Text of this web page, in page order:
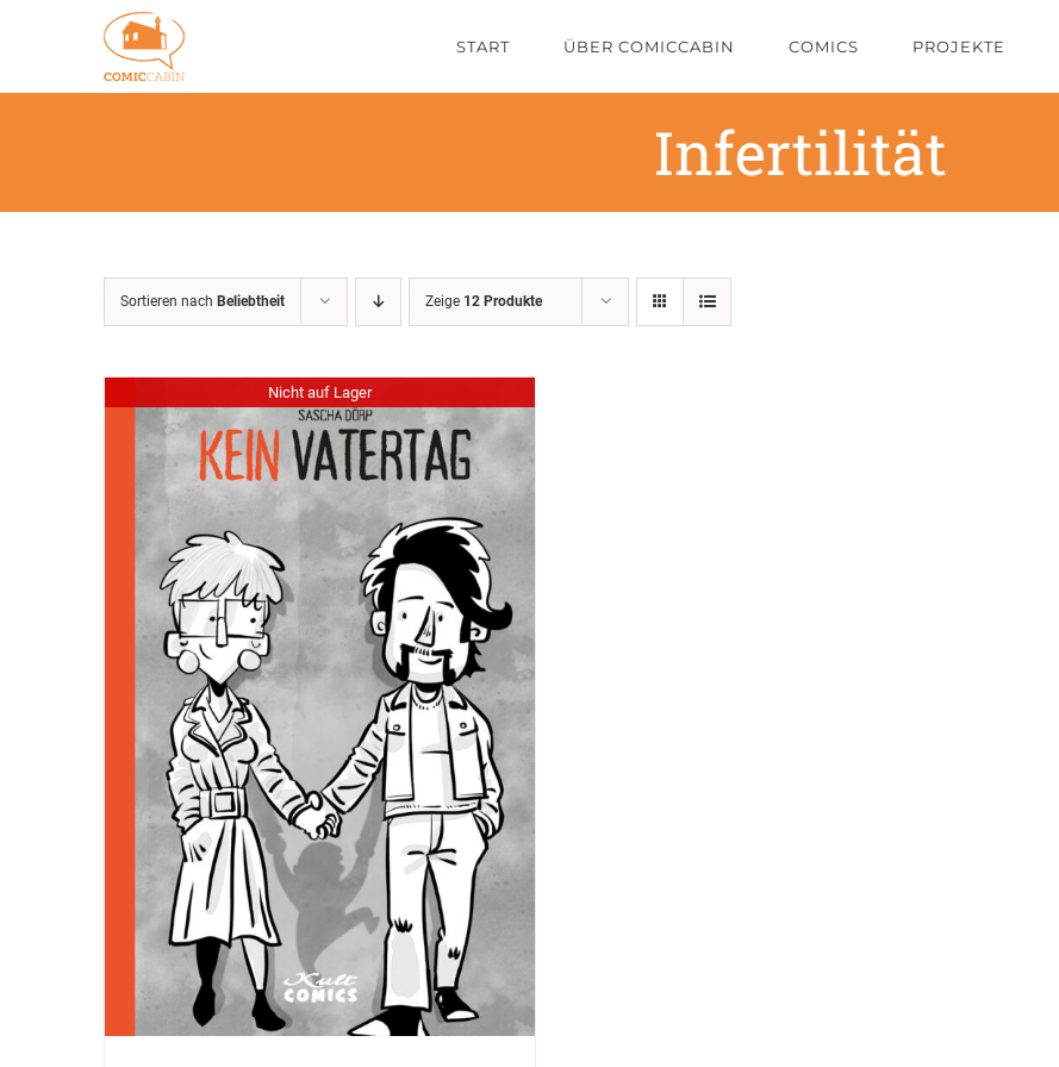
springen
START ÜBER COMICCABIN COMICS PROJEKTE
Infertilität
Sortieren nach Beliebtheit Zeige 12 Produkte
Nicht auf Lager